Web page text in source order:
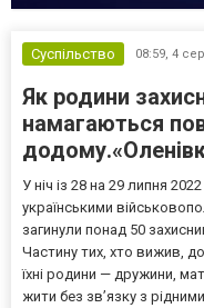
Суспільство 08:59, 4
Як родини
намагаються
У ніч із 28 на 29 липня
українськими
загинули понад 50
Частину тих, хто вижив,
їхні родини — дружини,
жити без зв’язку з